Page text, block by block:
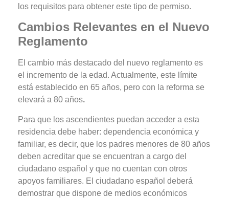
los requisitos para obtener este tipo de permiso.
Cambios Relevantes en el Nuevo
Reglamento
El cambio más destacado del nuevo reglamento es
el incremento de la edad. Actualmente, este límite
está establecido en 65 años, pero con la reforma se
elevará a 80 años.
Para que los ascendientes puedan acceder a esta
residencia debe haber: dependencia económica y
familiar, es decir, que los padres menores de 80 años
deben acreditar que se encuentran a cargo del
ciudadano español y que no cuentan con otros
apoyos familiares. El ciudadano español deberá
demostrar que dispone de medios económicos